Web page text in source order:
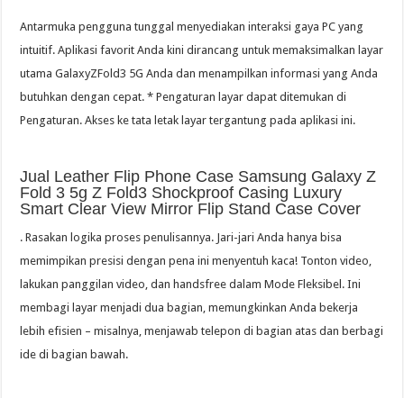
Antarmuka pengguna tunggal menyediakan interaksi gaya PC yang
intuitif. Aplikasi favorit Anda kini dirancang untuk memaksimalkan layar
utama GalaxyZFold3 5G Anda dan menampilkan informasi yang Anda
butuhkan dengan cepat. * Pengaturan layar dapat ditemukan di
Pengaturan. Akses ke tata letak layar tergantung pada aplikasi ini.
Jual Leather Flip Phone Case Samsung Galaxy Z
Fold 3 5g Z Fold3 Shockproof Casing Luxury
Smart Clear View Mirror Flip Stand Case Cover
. Rasakan logika proses penulisannya. Jari-jari Anda hanya bisa
memimpikan presisi dengan pena ini menyentuh kaca! Tonton video,
lakukan panggilan video, dan handsfree dalam Mode Fleksibel. Ini
membagi layar menjadi dua bagian, memungkinkan Anda bekerja
lebih efisien – misalnya, menjawab telepon di bagian atas dan berbagi
ide di bagian bawah.